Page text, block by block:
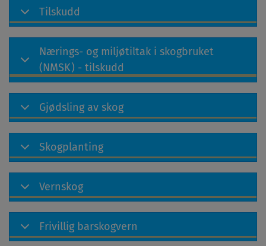
Tilskudd
Nærings- og miljøtiltak i skogbruket
(NMSK) - tilskudd
Gjødsling av skog
Skogplanting
Vernskog
Frivillig barskogvern